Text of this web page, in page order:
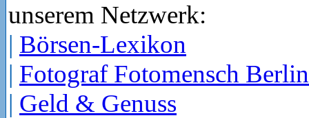
unserem Netzwerk:
| Börsen-Lexikon
| Fotograf Fotomensch Berlin
| Geld & Genuss